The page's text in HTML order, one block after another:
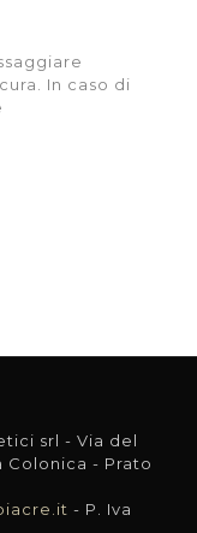
In caso di
srl - Via del
Colonica - Prato
- P. Iva